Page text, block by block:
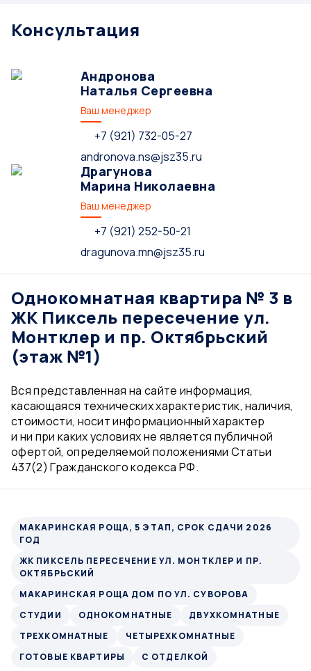
Консультация
Андронова
Наталья Сергеевна
Ваш менеджер
+7 (921) 732-05-27
andronova.ns@jsz35.ru
Драгунова
Марина Николаевна
Ваш менеджер
+7 (921) 252-50-21
dragunova.mn@jsz35.ru
Однокомнатная квартира № 3 в
ЖК Пиксель пересечение ул.
Монтклер и пр. Октябрьский
(этаж №1)
Вся представленная на сайте информация,
касающаяся технических характеристик, наличия,
стоимости, носит информационный характер
и ни при каких условиях не является публичной
офертой, определяемой положениями Статьи
437(2) Гражданского кодекса РФ.
МАКАРИНСКАЯ РОЩА, 5 ЭТАП, СРОК СДАЧИ 2026
ГОД
ЖК ПИКСЕЛЬ ПЕРЕСЕЧЕНИЕ УЛ. МОНТКЛЕР И ПР.
ОКТЯБРЬСКИЙ
МАКАРИНСКАЯ РОЩА ДОМ ПО УЛ. СУВОРОВА
СТУДИИ
ОДНОКОМНАТНЫЕ
ДВУХКОМНАТНЫЕ
ТРЕХКОМНАТНЫЕ
ЧЕТЫРЕХКОМНАТНЫЕ
ГОТОВЫЕ КВАРТИРЫ
С ОТДЕЛКОЙ